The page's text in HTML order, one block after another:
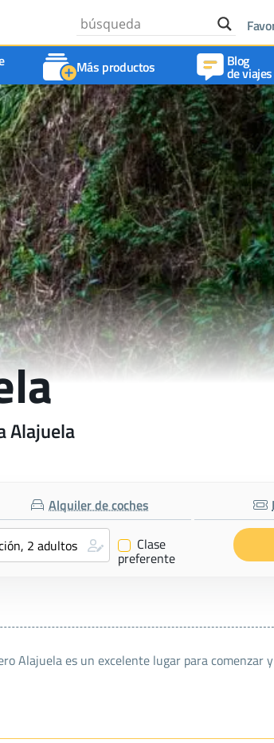
Más productos Blog
de viajes
Alajuela
Alquiler de coches
✔ Clase
preferente
Alajuela es un excelente lugar para comenzar y